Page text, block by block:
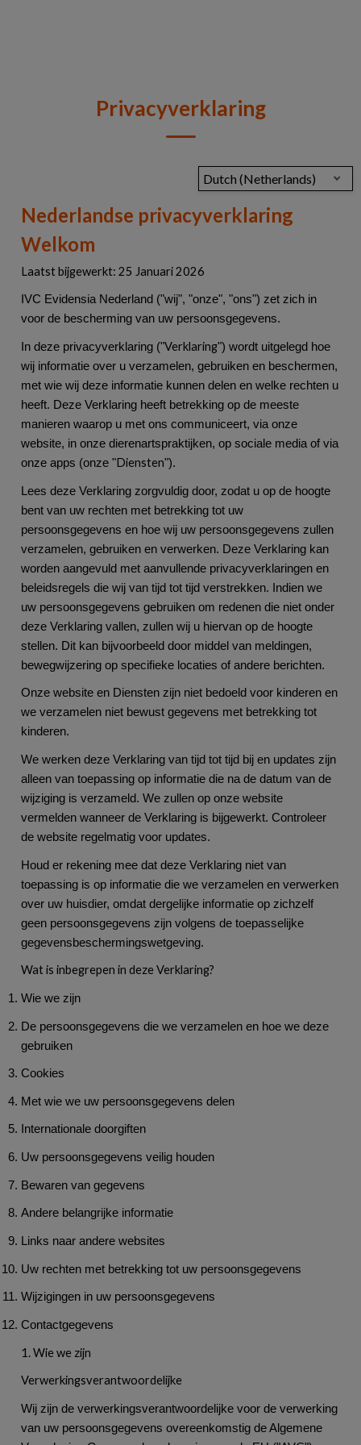
Privacyverklaring
Dutch (Netherlands)
Nederlandse privacyverklaring
Welkom
Laatst bijgewerkt: 25 Januari 2026
IVC Evidensia Nederland ("wij", "onze", "ons") zet zich in
voor de bescherming van uw persoonsgegevens.
In deze privacyverklaring ("Verklaring") wordt uitgelegd hoe
wij informatie over u verzamelen, gebruiken en beschermen,
met wie wij deze informatie kunnen delen en welke rechten u
heeft. Deze Verklaring heeft betrekking op de meeste
manieren waarop u met ons communiceert, via onze
website, in onze dierenartspraktijken, op sociale media of via
onze apps (onze "Diensten").
Lees deze Verklaring zorgvuldig door, zodat u op de hoogte
bent van uw rechten met betrekking tot uw
persoonsgegevens en hoe wij uw persoonsgegevens zullen
verzamelen, gebruiken en verwerken. Deze Verklaring kan
worden aangevuld met aanvullende privacyverklaringen en
beleidsregels die wij van tijd tot tijd verstrekken. Indien we
uw persoonsgegevens gebruiken om redenen die niet onder
deze Verklaring vallen, zullen wij u hiervan op de hoogte
stellen. Dit kan bijvoorbeeld door middel van meldingen,
bewegwijzering op specifieke locaties of andere berichten.
Onze website en Diensten zijn niet bedoeld voor kinderen en
we verzamelen niet bewust gegevens met betrekking tot
kinderen.
We werken deze Verklaring van tijd tot tijd bij en updates zijn
alleen van toepassing op informatie die na de datum van de
wijziging is verzameld. We zullen op onze website
vermelden wanneer de Verklaring is bijgewerkt. Controleer
de website regelmatig voor updates.
Houd er rekening mee dat deze Verklaring niet van
toepassing is op informatie die we verzamelen en verwerken
over uw huisdier, omdat dergelijke informatie op zichzelf
geen persoonsgegevens zijn volgens de toepasselijke
gegevensbeschermingswetgeving.
Wat is inbegrepen in deze Verklaring?
Wie we zijn
De persoonsgegevens die we verzamelen en hoe we deze
gebruiken
Cookies
Met wie we uw persoonsgegevens delen
Internationale doorgiften
Uw persoonsgegevens veilig houden
Bewaren van gegevens
Andere belangrijke informatie
Links naar andere websites
Uw rechten met betrekking tot uw persoonsgegevens
Wijzigingen in uw persoonsgegevens
Contactgegevens
1. Wie we zijn
Verwerkingsverantwoordelijke
Wij zijn de verwerkingsverantwoordelijke voor de verwerking
van uw persoonsgegevens overeenkomstig de Algemene